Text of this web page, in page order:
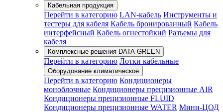
Кабельная продукция
Перейти в категорию LAN-кабель Инструменты и
тестеры для кабеля Кабель бронированный Кабель
интерфейсный Кабель огнестойкий Разъемы для
кабеля
Комплексные решения DATA GREEN
Перейти в категорию Лотки кабельные
Оборудование климатическое
Перейти в категорию Кондиционеры
моноблочные Кондиционеры прецизионные AIR
Кондиционеры прецизионные FLUID
Кондиционеры прецизионные WATER Мини-ЦОД